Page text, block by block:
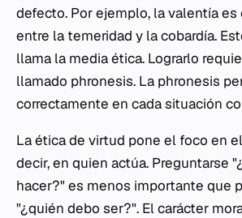
defecto. Por ejemplo, la valentía
entre la temeridad y la cobardía.
llama la media ética. Lograrlo
llamado phronesis. La phronesis
correctamente en cada situación
La ética de virtud pone el foco en
decir, en quien actúa. Preguntarse
hacer?" es menos importante que
"¿quién debo ser?". El carácter